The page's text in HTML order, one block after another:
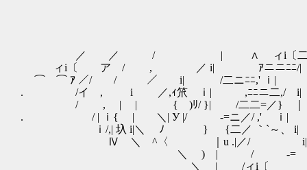
／ ／ / | ∧ ィi
ィi〔 ア / , ／ i| ｱニニﾆﾆ/|
⌒￣⌒ ｱ ／/ / ／ i| /二ニ
. /イ , i ／,ｨ笊 ｉ| ,ﾆ
/ , | | { )ﾘ/ }| /二二
. / | ｉ{ | ＼| У |/ ‐=ニ
ｉ/,| 圦 i|＼ ﾉ } {二／ ｀`
Ⅳ ＼ ^〈 ｜u
＼ ) | /
＼ | /ィi〔 i}